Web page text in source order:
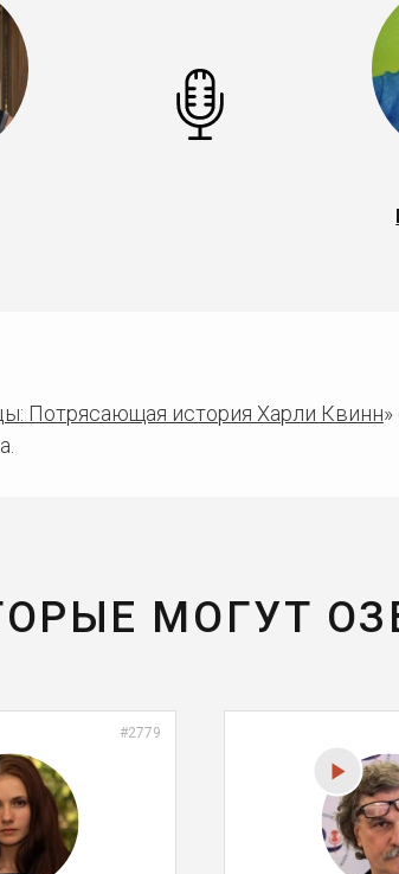
Потрясающая история Харли Квинн
МОГУТ
#2779